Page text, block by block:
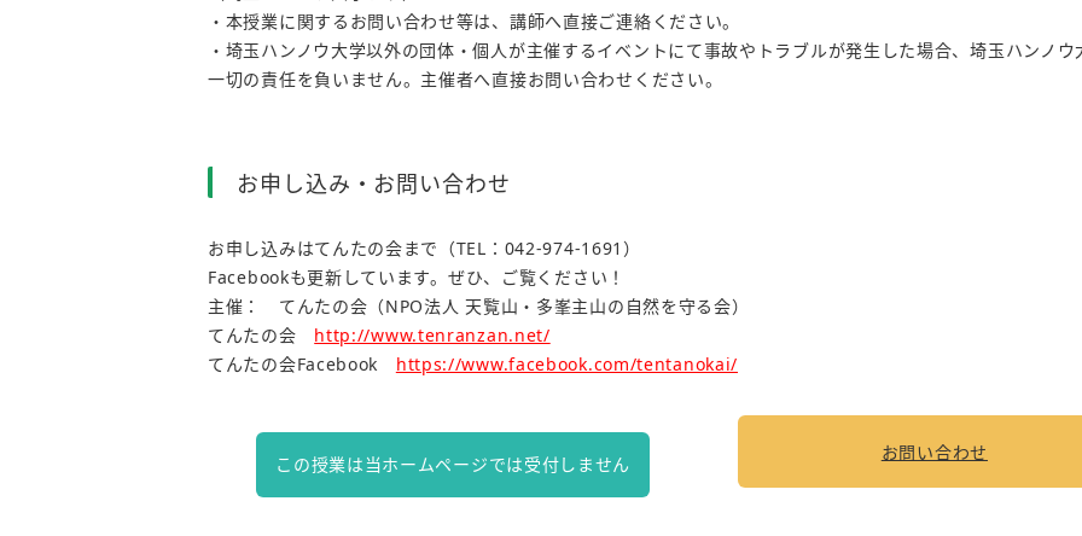
・本授業に関するお問い合わせ等は、講師へ直接ご連絡ください。
・埼玉ハンノウ大学以外の団体・個人が主催するイベントにて事故やトラブルが発生した場合、埼玉ハンノウ
一切の責任を負いません。主催者へ直接お問い合わせください。
お申し込み・お問い合わせ
お申し込みはてんたの会まで（TEL：042-974-1691）
Facebookも更新しています。ぜひ、ご覧ください！
主催： てんたの会（NPO法人 天覧山・多峯主山の自然を守る会）
てんたの会 http://www.tenranzan.net/
てんたの会Facebook https://www.facebook.com/tentanokai/
この授業は当ホームページでは受付しません
お問い合わせ